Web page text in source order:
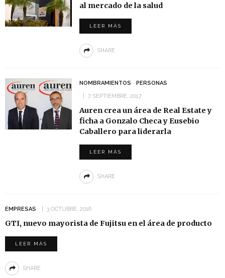
al mercado de la salud
LEER MÁS
SHARE
NOMBRAMIENTOS
PERSONAS
7 SEPTIEMBRE, 2017
Auren crea un área de Real Estate y
ficha a Gonzalo Checa y Eusebio
Caballero para liderarla
LEER MÁS
SHARE
EMPRESAS 3 OCTUBRE, 2016
GTI, nuevo mayorista de Fujitsu en el área de producto
LEER MÁS
SHARE